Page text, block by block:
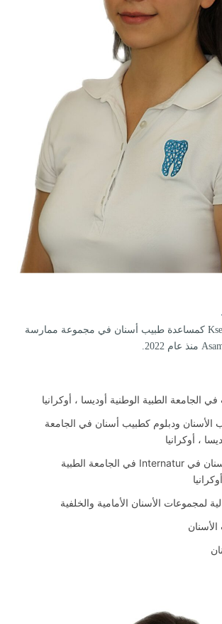
تعمل Kseniia Fedorenko كمساعدة طبيب أسنان في مجموعة ممارسة
الأسنان ودبلوم كطبيب أسنان في الجامعة
، أوكرانيا
2019-2021 طبيب أسنان في Internatur في الجامعة الطبية
لمجموعات الأسنان الأمامية والخلفية